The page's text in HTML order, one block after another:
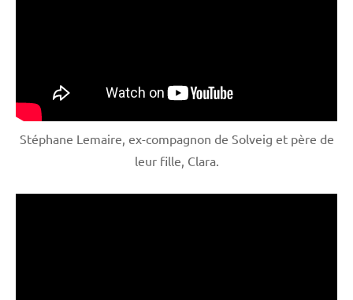
Stéphane Lemaire, ex-compagnon de Solveig et père de
leur fille, Clara.